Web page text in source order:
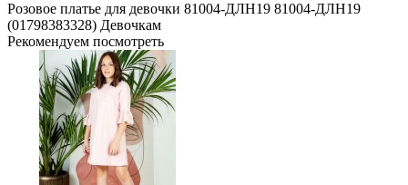
Розовое платье для девочки 81004-ДЛН19 81004-ДЛН19
(01798383328) Девочкам
Рекомендуем посмотреть